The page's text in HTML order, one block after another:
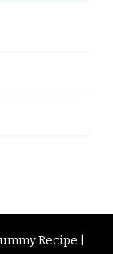
Recipe |